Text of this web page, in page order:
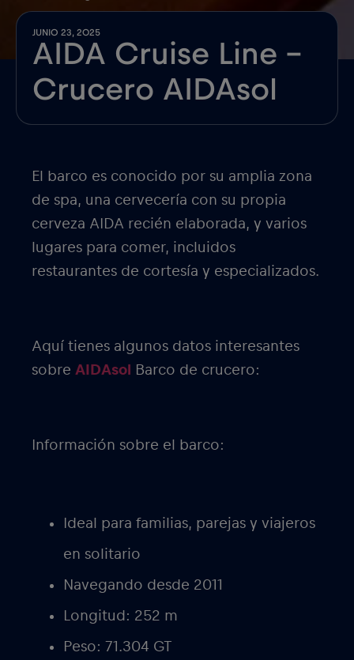
JUNIO 23, 2025
AIDA Cruise Line –
Crucero AIDAsol
El barco es conocido por su amplia zona
de spa, una cervecería con su propia
cerveza AIDA recién elaborada, y varios
lugares para comer, incluidos
restaurantes de cortesía y especializados.
Aquí tienes algunos datos interesantes
sobre AIDAsol Barco de crucero:
Información sobre el barco:
Ideal para familias, parejas y viajeros
en solitario
Navegando desde 2011
Longitud: 252 m
Peso: 71.304 GT